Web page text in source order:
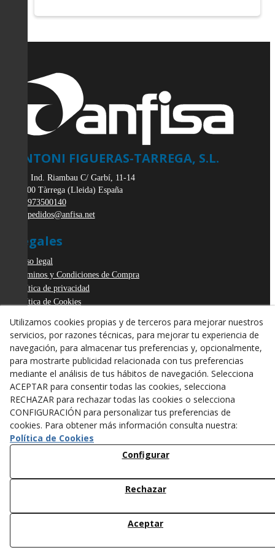
ANTONI FIGUERAS-TARREGA, S.L.
Pol. Ind. Riambau C/ Garbí, 11-14
25300 Tàrrega (Lleida) España
973500140
pedidos@anfisa.net
Legales
Aviso legal
Términos y Condiciones de Compra
Política de privacidad
Política de Cookies
Derecho de desistimiento
derechos reservados.
Utilizamos cookies propias y de terceros para mejorar nuestros
servicios, por razones técnicas, para mejorar tu experiencia de
navegación, para almacenar tus preferencias y, opcionalmente,
para mostrarte publicidad relacionada con tus preferencias
mediante el análisis de tus hábitos de navegación. Selecciona
ACEPTAR para consentir todas las cookies, selecciona
RECHAZAR para rechazar todas las cookies o selecciona
CONFIGURACIÓN para personalizar tus preferencias de
cookies. Para obtener más información consulta nuestra:
Política de Cookies
Configurar
Rechazar
Aceptar
/**/